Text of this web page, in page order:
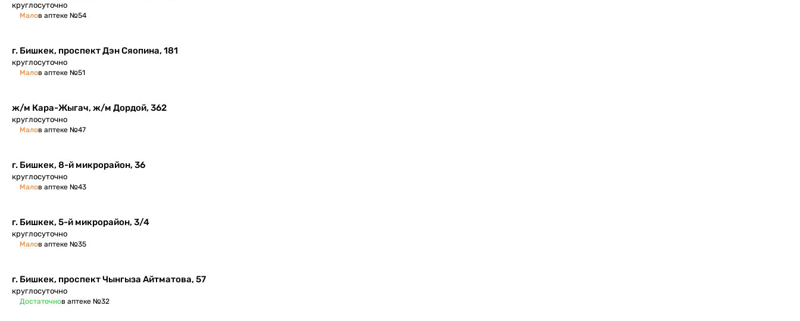
круглосуточно
Малов аптеке №54
г. Бишкек, проспект Дэн Сяопина, 181
круглосуточно
Малов аптеке №51
ж/м Кара-Жыгач, ж/м Дордой, 362
круглосуточно
Малов аптеке №47
г. Бишкек, 8-й микрорайон, 36
круглосуточно
Малов аптеке №43
г. Бишкек, 5-й микрорайон, 3/4
круглосуточно
Малов аптеке №35
г. Бишкек, проспект Чынгыза Айтматова, 57
круглосуточно
Достаточнов аптеке №32